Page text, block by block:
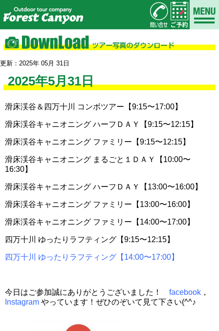
更新：2025年 05月 31日
2025年5月31日
滑床渓谷＆四万十川 コンボツアー【9:15〜17:00】
滑床渓谷キャニオニング ハーフＤＡＹ【9:15〜12:15】
滑床渓谷キャニオニング ファミリー【9:15〜12:15】
滑床渓谷キャニオニング まるごと１ＤＡＹ【10:00〜
16:30】
滑床渓谷キャニオニング ハーフＤＡＹ【13:00〜16:00】
滑床渓谷キャニオニング ファミリー【13:00〜16:00】
滑床渓谷キャニオニング ファミリー【14:00〜17:00】
四万十川 ゆったりラフティング【9:15〜12:15】
四万十川 ゆったりラフティング【14:00〜17:00】
今日はご参加誠にありがとうございました！ facebook ，
Instagram やっています！ぜひのぞいて見て下さい(^^♪